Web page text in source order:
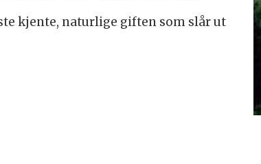
kjente, naturlige giften som slår ut